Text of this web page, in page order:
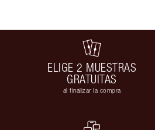
ELIGE 2 MUESTRAS
GRATUITAS
al finalizar la compra